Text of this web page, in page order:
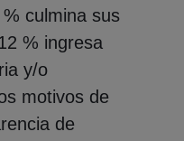
culmina sus
% ingresa
y/o
motivos de
de